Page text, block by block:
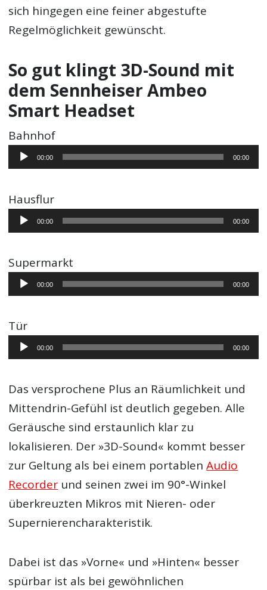
sich hingegen eine feiner abgestufte
Regelmöglichkeit gewünscht.
So gut klingt 3D-Sound mit
dem Sennheiser Ambeo
Smart Headset
Bahnhof
Audio-
Player
00:00 00:00
Hausflur
Audio-
Player
00:00 00:00
Supermarkt
Audio-
Player
00:00 00:00
Tür
Audio-
Player
00:00 00:00
Das versprochene Plus an Räumlichkeit und
Mittendrin-Gefühl ist deutlich gegeben. Alle
Geräusche sind erstaunlich klar zu
lokalisieren. Der »3D-Sound« kommt besser
zur Geltung als bei einem portablenAudio
Recorder und seinen zwei im 90°-Winkel
überkreuzten Mikros mit Nieren- oder
Supernierencharakteristik.
Dabei ist das »Vorne« und »Hinten« besser
spürbar ist als bei gewöhnlichen